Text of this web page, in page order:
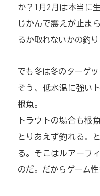
か？1月2月は本当に
じかんで震えが止ま
るか取れないかの釣
でも冬は冬のターゲッ
そう、低水温に強い
根魚。
トラウトの場合も根
とりあえず釣れる。
る。そこはルアーフ
のだ。だからゲーム性